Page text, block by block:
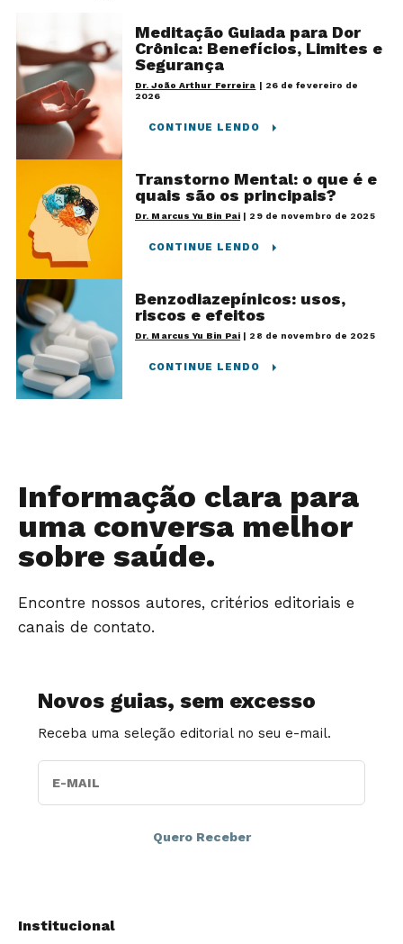
Meditação Guiada para Dor
Crônica: Benefícios, Limites e
Segurança
Dr. João Arthur Ferreira | 26 de fevereiro de
2026
CONTINUE LENDO
Transtorno Mental: o que é e
quais são os principais?
Dr. Marcus Yu Bin Pai | 29 de novembro de 2025
CONTINUE LENDO
Benzodiazepínicos: usos,
riscos e efeitos
Dr. Marcus Yu Bin Pai | 28 de novembro de 2025
CONTINUE LENDO
Informação clara para
uma conversa melhor
sobre saúde.
Encontre nossos autores, critérios editoriais e
canais de contato.
Novos guias, sem excesso
Receba uma seleção editorial no seu e-mail.
Institucional